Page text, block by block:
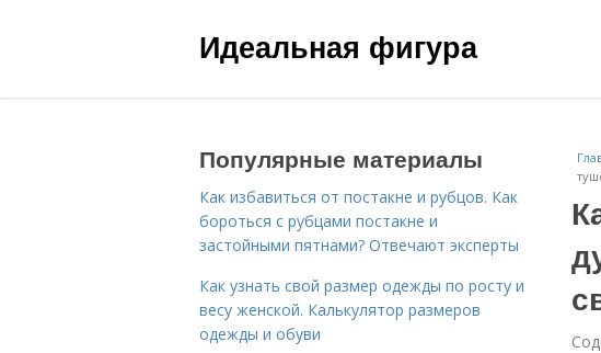
Идеальная фигура
Популярные материалы
Как избавиться от постакне и рубцов. Как
бороться с рубцами постакне и
застойными пятнами? Отвечают эксперты
Как узнать свой размер одежды по росту и
весу женской. Калькулятор размеров
одежды и обуви